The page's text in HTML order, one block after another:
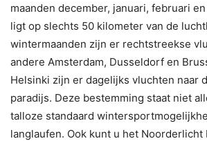
maanden december, januari, februari
ligt op slechts 50 kilometer van de
wintermaanden zijn er rechtstreekse
andere Amsterdam, Dusseldorf en
Helsinki zijn er dagelijks vluchten naar
paradijs. Deze bestemming staat niet
talloze standaard
langlaufen. Ook kunt u het Noorderlicht